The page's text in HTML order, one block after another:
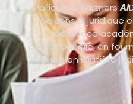
Pollicino & PartnersAI
de conseil juridique
excellence
opérationnelle, en
mesure en matière